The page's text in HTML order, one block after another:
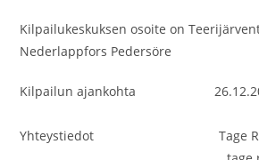
Kilpailukeskuksen osoite on
Nederlappfors Pedersöre
Kilpailun ajankohta
Yhteystiedot Tage Ray